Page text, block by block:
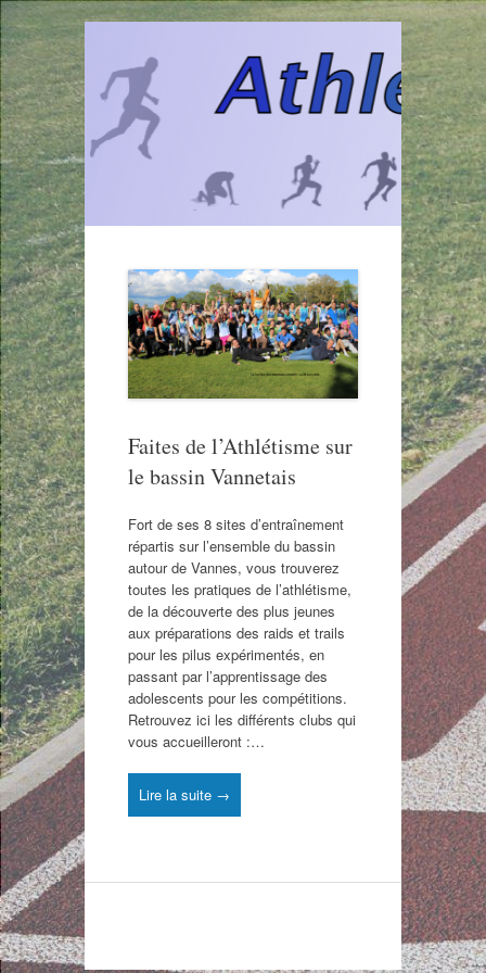
contenu
Faites de l’Athlétisme sur
le bassin Vannetais
Fort de ses 8 sites d’entraînement
répartis sur l’ensemble du bassin
autour de Vannes, vous trouverez
toutes les pratiques de l’athlétisme,
de la découverte des plus jeunes
aux préparations des raids et trails
pour les pilus expérimentés, en
passant par l’apprentissage des
adolescents pour les compétitions.
Retrouvez ici les différents clubs qui
vous accueilleront :…
Lire la suite →